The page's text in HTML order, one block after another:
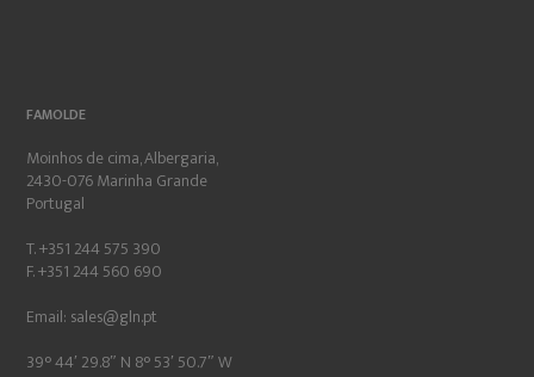
FAMOLDE
Moinhos de cima, Albergaria,
2430-076 Marinha Grande
Portugal
T. +351 244 575 390
F. +351 244 560 690
Email: sales@gln.pt
39° 44′ 29.8″ N 8° 53′ 50.7″ W